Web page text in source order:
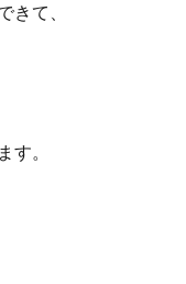
きて、
す。